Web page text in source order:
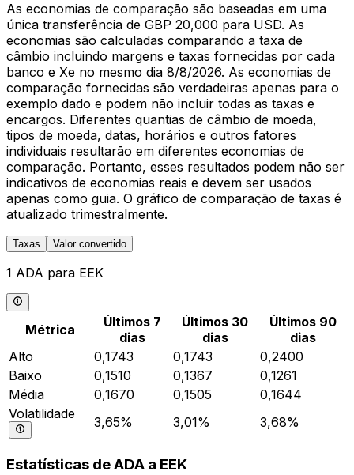
As economias de comparação são baseadas em uma
única transferência de GBP 20,000 para USD. As
economias são calculadas comparando a taxa de
câmbio incluindo margens e taxas fornecidas por cada
banco e Xe no mesmo dia 8/8/2026. As economias de
comparação fornecidas são verdadeiras apenas para o
exemplo dado e podem não incluir todas as taxas e
encargos. Diferentes quantias de câmbio de moeda,
tipos de moeda, datas, horários e outros fatores
individuais resultarão em diferentes economias de
comparação. Portanto, esses resultados podem não ser
indicativos de economias reais e devem ser usados
apenas como guia. O gráfico de comparação de taxas é
atualizado trimestralmente.
Taxas Valor convertido
1 ADA para EEK
Métrica
Últimos 7
dias
Últimos 30
dias
Últimos 90
dias
Alto
0,1743 0,1743
0,2400
Baixo
0,1510 0,1367
0,1261
Média
0,1670 0,1505
0,1644
Volatilidade
3,65% 3,01% 3,68%
Estatísticas de ADA a EEK